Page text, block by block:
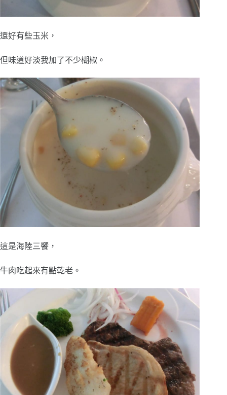
還好有些玉米，
但味道好淡我加了不少楜椒。
這是海陸三饗，
牛肉吃起來有點乾老。